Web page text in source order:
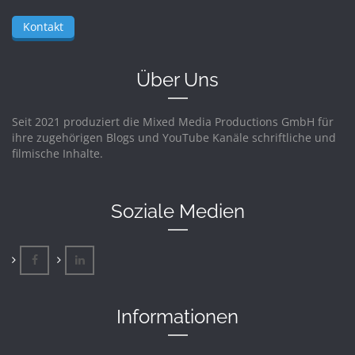
Kontakt
Über Uns
Seit 2021 produziert die Mixed Media Productions GmbH für
ihre zugehörigen Blogs und YouTube Kanäle schriftliche und
filmische Inhalte.
Soziale Medien
Informationen